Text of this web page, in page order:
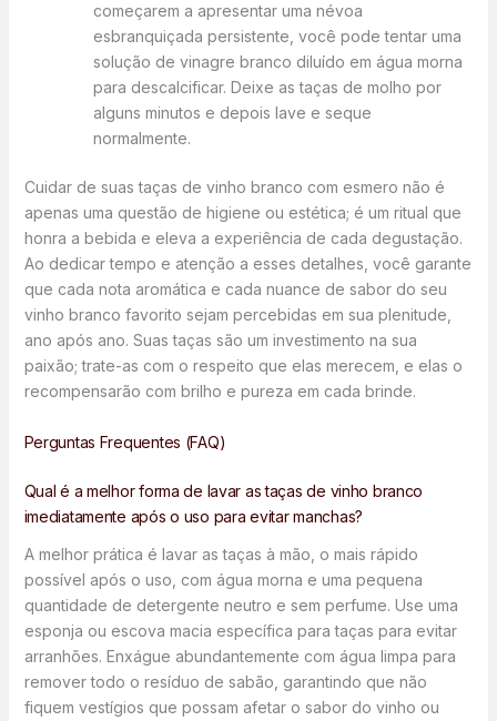
começarem a apresentar uma névoa
esbranquiçada persistente, você pode tentar uma
solução de vinagre branco diluído em água morna
para descalcificar. Deixe as taças de molho por
alguns minutos e depois lave e seque
normalmente.
Cuidar de suas taças de vinho branco com esmero não é
apenas uma questão de higiene ou estética; é um ritual que
honra a bebida e eleva a experiência de cada degustação.
Ao dedicar tempo e atenção a esses detalhes, você garante
que cada nota aromática e cada nuance de sabor do seu
vinho branco favorito sejam percebidas em sua plenitude,
ano após ano. Suas taças são um investimento na sua
paixão; trate-as com o respeito que elas merecem, e elas o
recompensarão com brilho e pureza em cada brinde.
Perguntas Frequentes (FAQ)
Qual é a melhor forma de lavar as taças de vinho branco
imediatamente após o uso para evitar manchas?
A melhor prática é lavar as taças à mão, o mais rápido
possível após o uso, com água morna e uma pequena
quantidade de detergente neutro e sem perfume. Use uma
esponja ou escova macia específica para taças para evitar
arranhões. Enxágue abundantemente com água limpa para
remover todo o resíduo de sabão, garantindo que não
fiquem vestígios que possam afetar o sabor do vinho ou